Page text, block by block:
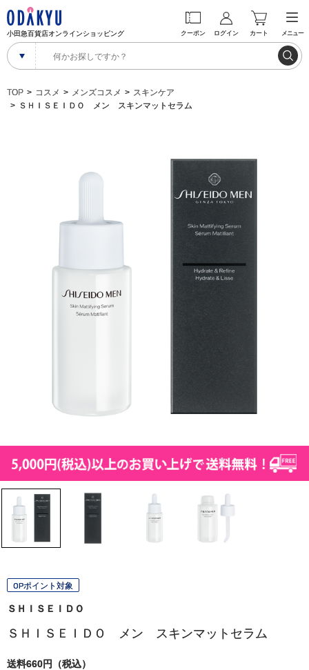
小田急百貨店オンラインショッピング クーポン ログイン カート メニュー
TOP コスメ メンズコスメ
スキンケア
ＳＨＩＳＥＩＤＯ メン スキンマットセラム
OPポイント対象
ＳＨＩＳＥＩＤＯ
ＳＨＩＳＥＩＤＯ メン スキンマットセラム
送料660円（税込）